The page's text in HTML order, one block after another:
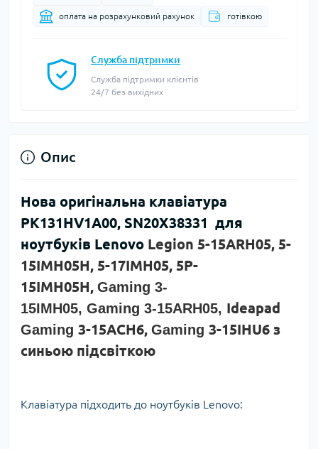
оплата на розрахунковий рахунок готівкою
Служба підтримки
Служба підтримки клієнтів
24/7 без вихідних
Опис
Нова оригінальна клавіатура
PK131HV1A00, SN20X38331 для
ноутбуків Lenovo Legion 5-15ARH05, 5-
15IMH05H, 5-17IMH05, 5P-
15IMH05H, Gaming 3-
15IMH05, Gaming 3-15ARH05, Ideapad
Gaming 3-15ACH6, Gaming 3-15IHU6 з
синьою підсвіткою
Клавіатура підходить до ноутбуків Lenovo: